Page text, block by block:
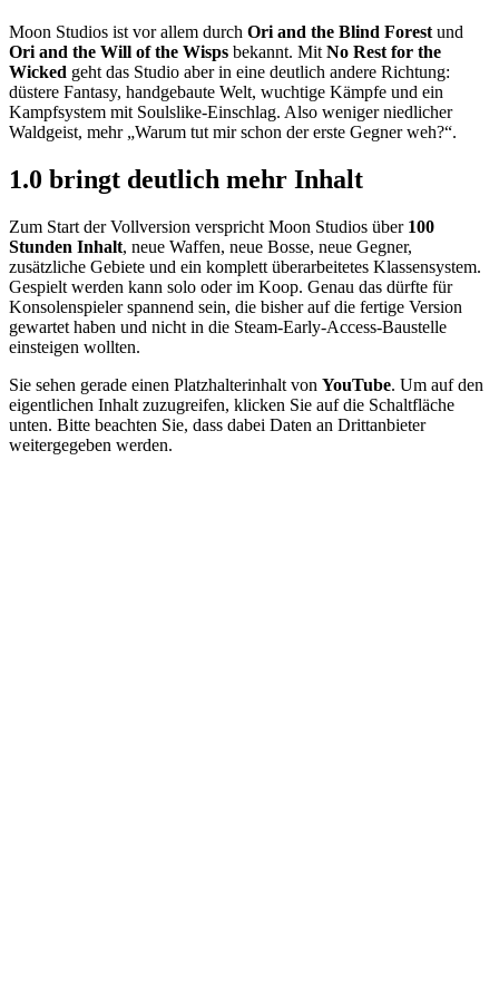
Moon Studios ist vor allem durch Ori and the Blind Forest und
Ori and the Will of the Wisps bekannt. Mit No Rest for the
Wicked geht das Studio aber in eine deutlich andere Richtung:
düstere Fantasy, handgebaute Welt, wuchtige Kämpfe und ein
Kampfsystem mit Soulslike-Einschlag. Also weniger niedlicher
Waldgeist, mehr „Warum tut mir schon der erste Gegner weh?“.
1.0 bringt deutlich mehr Inhalt
Zum Start der Vollversion verspricht Moon Studios über 100
Stunden Inhalt, neue Waffen, neue Bosse, neue Gegner,
zusätzliche Gebiete und ein komplett überarbeitetes Klassensystem.
Gespielt werden kann solo oder im Koop. Genau das dürfte für
Konsolenspieler spannend sein, die bisher auf die fertige Version
gewartet haben und nicht in die Steam-Early-Access-Baustelle
einsteigen wollten.
Sie sehen gerade einen Platzhalterinhalt von YouTube. Um auf den
eigentlichen Inhalt zuzugreifen, klicken Sie auf die Schaltfläche
unten. Bitte beachten Sie, dass dabei Daten an Drittanbieter
weitergegeben werden.